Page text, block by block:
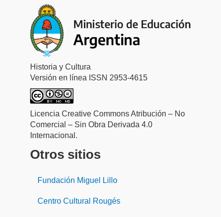
Historia y Cultura
Versión en línea ISSN 2953-4615
Licencia Creative Commons Atribución – No
Comercial – Sin Obra Derivada 4.0
Internacional.
Otros sitios
Fundación Miguel Lillo
Centro Cultural Rougés